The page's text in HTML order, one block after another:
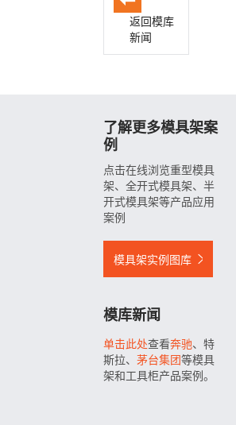
返回模库
新闻
了解更多模具架案
例
点击在线浏览重型模具
架、全开式模具架、半
开式模具架等产品应用
案例
模具架实例图库
模库新闻
单击此处查看奔驰、特
斯拉、 茅台集团等模具
架和工具柜产品案例。